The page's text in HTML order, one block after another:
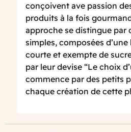
conçoivent ave passion
produits à la fois
approche se distingue par
simples, composées
courte et exempte de
par leur devise “Le choix
commence par des petits
chaque création de cette